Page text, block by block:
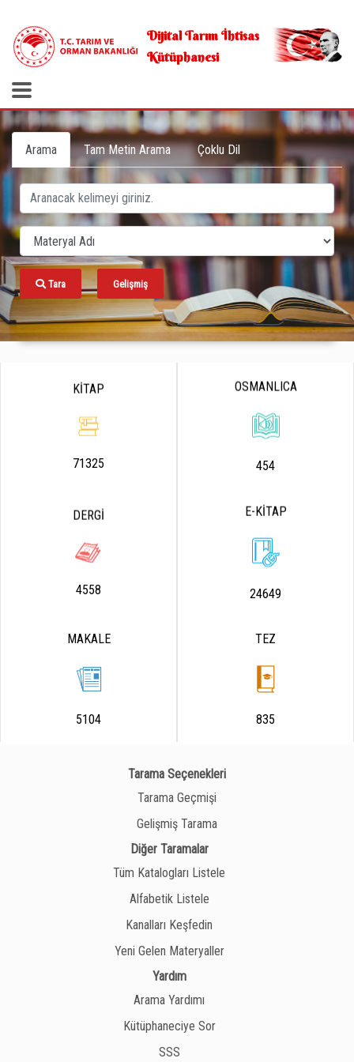
Dijital Tarım İhtisas
Kütüphanesi
Arama Tam Metin Arama Çoklu Dil
Tara Gelişmiş
KİTAP
71325
OSMANLICA
454
DERGİ
4558
E-KİTAP
24649
MAKALE
5104
TEZ
835
Tarama Seçenekleri
Tarama Geçmişi
Gelişmiş Tarama
Diğer Taramalar
Tüm Katalogları Listele
Alfabetik Listele
Kanalları Keşfedin
Yeni Gelen Materyaller
Yardım
Arama Yardımı
Kütüphaneciye Sor
SSS